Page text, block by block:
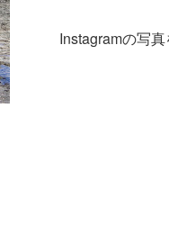
Instagramの写真